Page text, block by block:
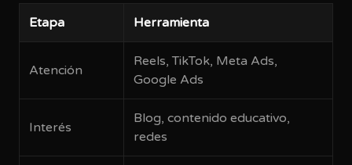
Etapa Herramienta
Atención
Reels, TikTok, Meta Ads,
Google Ads
Interés
Blog, contenido educativo,
redes